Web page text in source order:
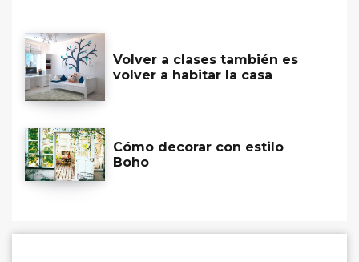
Volver a clases también es
volver a habitar la casa
Cómo decorar con estilo
Boho